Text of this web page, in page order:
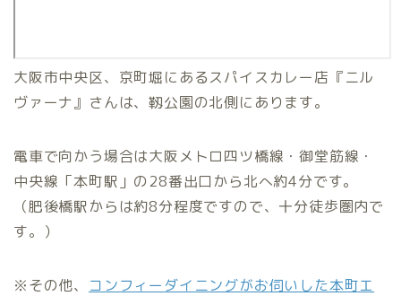
大阪市中央区、京町堀にあるスパイスカレー店『ニル
ヴァーナ』さんは、靱公園の北側にあります。
電車で向かう場合は大阪メトロ四ツ橋線・御堂筋線・
中央線「本町駅」の28番出口から北へ約4分です。
（肥後橋駅からは約8分程度ですので、十分徒歩圏内で
す。）
※その他、 コンフィーダイニングがお伺いした本町エ